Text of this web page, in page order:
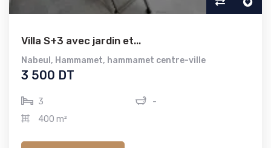
Villa S+3 avec jardin et...
Nabeul , Hammamet, hammamet centre-ville
3 500 DT
3
-
400 m²